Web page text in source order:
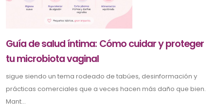
Guía de salud íntima: Cómo cuidar y proteger
tu microbiota vaginal
sigue siendo un tema rodeado de tabúes, desinformación y
prácticas comerciales que a veces hacen más daño que bien.
Mant...